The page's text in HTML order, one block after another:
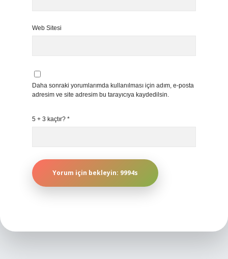
Web Sitesi
Daha sonraki yorumlarımda kullanılması için adım, e-posta
adresim ve site adresim bu tarayıcıya kaydedilsin.
5 + 3 kaçtır? *